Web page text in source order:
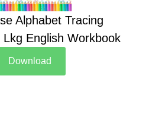
Alphabet Tracing
Lkg English Workbook
Download